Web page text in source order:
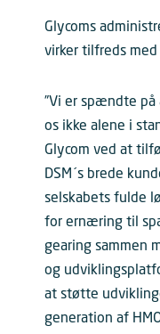
Glycoms
virker tilfreds
”Vi er spændte på
os ikke alene i
Glycom ved at
DSM´s brede
selskabets fulde
for ernæring til
gearing sammen
og
at støtte
generation af